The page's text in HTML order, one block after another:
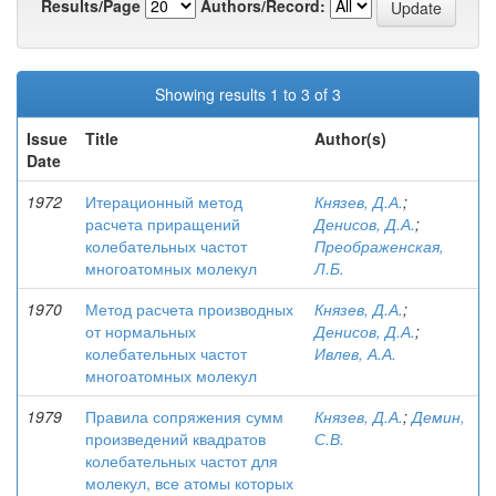
Results/Page
Authors/Record:
Showing results 1 to 3 of 3
Issue
Date
Title Author(s)
1972
Итерационный метод
расчета приращений
колебательных частот
многоатомных молекул
Князев, Д.А.;
Денисов, Д.А.;
Преображенская,
Л.Б.
1970
Метод расчета производных
от нормальных
колебательных частот
многоатомных молекул
Князев, Д.А.;
Денисов, Д.А.;
Ивлев, А.А.
1979
Правила сопряжения сумм
произведений квадратов
колебательных частот для
молекул, все атомы которых
Князев, Д.А.;Демин,
С.В.